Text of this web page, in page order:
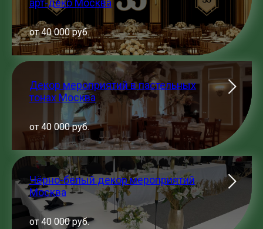
арт-деко Москва
от 40 000 руб.
Декор мероприятий в пастельных
тонах Москва
от 40 000 руб.
Чёрно-белый декор мероприятий
Москва
от 40 000 руб.